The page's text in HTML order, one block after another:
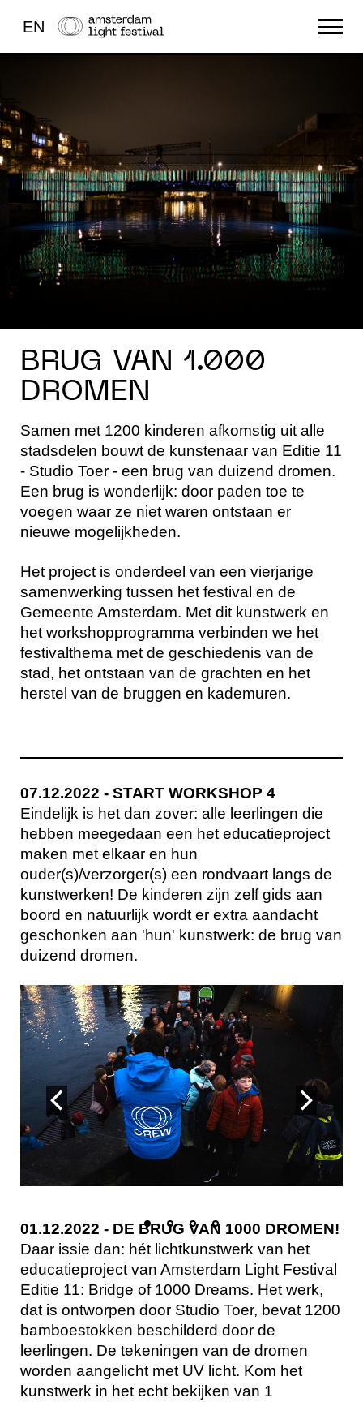
EN
LICHTKUNST
OVERIG
BRUG VAN 1.000
DROMEN
Samen met 1200 kinderen afkomstig uit alle
stadsdelen bouwt de kunstenaar van Editie 11
- Studio Toer - een brug van duizend dromen.
Een brug is wonderlijk: door paden toe te
voegen waar ze niet waren ontstaan er
nieuwe mogelijkheden.
Het project is onderdeel van een vierjarige
samenwerking tussen het festival en de
Gemeente Amsterdam. Met dit kunstwerk en
het workshopprogramma verbinden we het
festivalthema met de geschiedenis van de
stad, het ontstaan van de grachten en het
herstel van de bruggen en kademuren.
07.12.2022 - START WORKSHOP 4
Eindelijk is het dan zover: alle leerlingen die
hebben meegedaan een het educatieproject
maken met elkaar en hun
ouder(s)/verzorger(s) een rondvaart langs de
kunstwerken! De kinderen zijn zelf gids aan
boord en natuurlijk wordt er extra aandacht
geschonken aan 'hun' kunstwerk: de brug van
duizend dromen.
01.12.2022 - DE BRUG VAN 1000 DROMEN!
Daar issie dan: hét lichtkunstwerk van het
educatieproject van Amsterdam Light Festival
Editie 11: Bridge of 1000 Dreams. Het werk,
dat is ontworpen door Studio Toer, bevat 1200
bamboestokken beschilderd door de
leerlingen. De tekeningen van de dromen
worden aangelicht met UV licht. Kom het
kunstwerk in het echt bekijken van 1